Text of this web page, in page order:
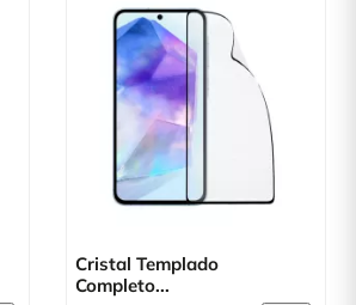
Vista rápida
Cristal Templado
Completo...